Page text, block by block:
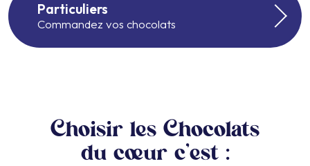
Particuliers
Commandez vos chocolats
Choisir les Chocolats
du cœur c’est :